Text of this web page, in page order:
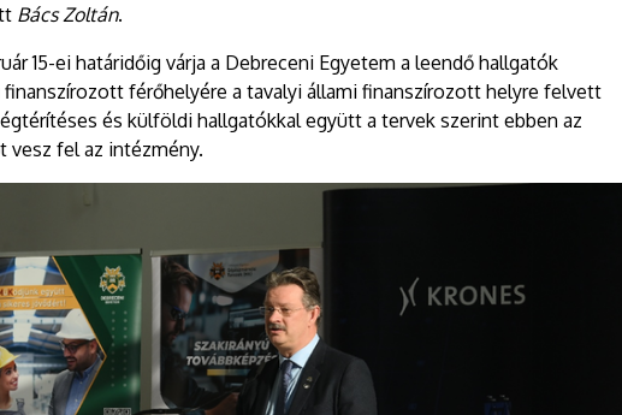
Bács Zoltán.
15-ei határidőig várja a Debreceni Egyetem a leendő hallgatók
férőhelyére a tavalyi állami finanszírozott helyre felvett
és külföldi hallgatókkal együtt a tervek szerint ebben az
vesz fel az intézmény.